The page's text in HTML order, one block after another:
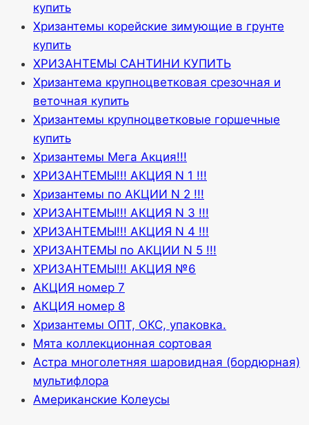
купить
Хризантемы корейские зимующие в грунте
купить
ХРИЗАНТЕМЫ САНТИНИ КУПИТЬ
Хризантема крупноцветковая срезочная и
веточная купить
Хризантемы крупноцветковые горшечные
купить
Хризантемы Мега Акция!!!
ХРИЗАНТЕМЫ!!! АКЦИЯ N 1 !!!
Хризантемы по АКЦИИ N 2 !!!
ХРИЗАНТЕМЫ!!! АКЦИЯ N 3 !!!
ХРИЗАНТЕМЫ!!! АКЦИЯ N 4 !!!
ХРИЗАНТЕМЫ по АКЦИИ N 5 !!!
ХРИЗАНТЕМЫ!!! АКЦИЯ №6
АКЦИЯ номер 7
АКЦИЯ номер 8
Хризантемы ОПТ, ОКС, упаковка.
Мята коллекционная сортовая
Астра многолетняя шаровидная (бордюрная)
мультифлора
Американские Колеусы